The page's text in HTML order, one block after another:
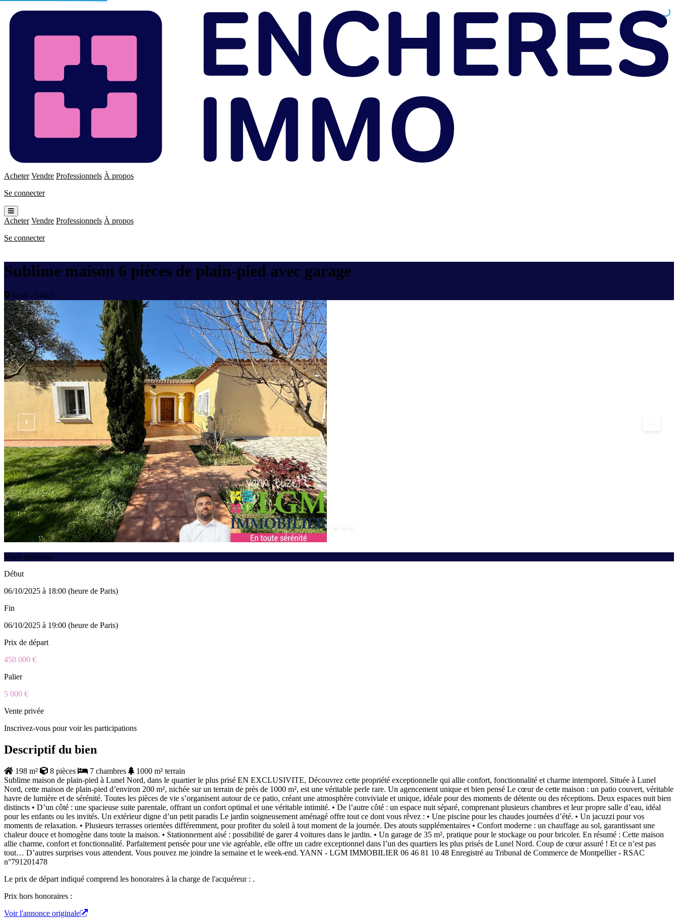
Immo
Acheter Vendre Professionnels À propos
Se connecter
Ouvrir
le
menu
Acheter Vendre Professionnels À propos
Se connecter
Sublime maison 6 pièces de plain-pied avec garage
lunel - 34400
Vente terminée
Début
06/10/2025 à 18:00 (heure de Paris)
Fin
06/10/2025 à 19:00 (heure de Paris)
Prix de départ
450 000 €
Palier
5 000 €
Vente privée
Inscrivez-vous pour voir les participations
Descriptif du bien
198 m² 8 pièces 7 chambres
1000 m² terrain
Sublime maison de plain-pied à Lunel Nord, dans le quartier le plus prisé EN EXCLUSIVITE, Découvrez cette propriété exceptionnelle qui allie confort, fonctionnalité et charme intemporel. Située à Lunel
Nord, cette maison de plain-pied d’environ 200 m², nichée sur un terrain de près de 1000 m², est une véritable perle rare. Un agencement unique et bien pensé Le cœur de cette maison : un patio couvert, véritable
havre de lumière et de sérénité. Toutes les pièces de vie s’organisent autour de ce patio, créant une atmosphère conviviale et unique, idéale pour des moments de détente ou des réceptions. Deux espaces nuit bien
distincts • D’un côté : une spacieuse suite parentale, offrant un confort optimal et une véritable intimité. • De l’autre côté : un espace nuit séparé, comprenant plusieurs chambres et leur propre salle d’eau, idéal
pour les enfants ou les invités. Un extérieur digne d’un petit paradis Le jardin soigneusement aménagé offre tout ce dont vous rêvez : • Une piscine pour les chaudes journées d’été. • Un jacuzzi pour vos
moments de relaxation. • Plusieurs terrasses orientées différemment, pour profiter du soleil à tout moment de la journée. Des atouts supplémentaires • Confort moderne : un chauffage au sol, garantissant une
chaleur douce et homogène dans toute la maison. • Stationnement aisé : possibilité de garer 4 voitures dans le jardin. • Un garage de 35 m², pratique pour le stockage ou pour bricoler. En résumé : Cette maison
allie charme, confort et fonctionnalité. Parfaitement pensée pour une vie agréable, elle offre un cadre exceptionnel dans l’un des quartiers les plus prisés de Lunel Nord. Coup de cœur assuré ! Et ce n’est pas
tout… D’autres surprises vous attendent. Vous pouvez me joindre la semaine et le week-end. YANN - LGM IMMOBILIER 06 46 81 10 48 Enregistré au Tribunal de Commerce de Montpellier - RSAC
n°791201478
Le prix de départ indiqué comprend les honoraires à la charge de l'acquéreur : .
Prix hors honoraires :
Voir l'annonce originale